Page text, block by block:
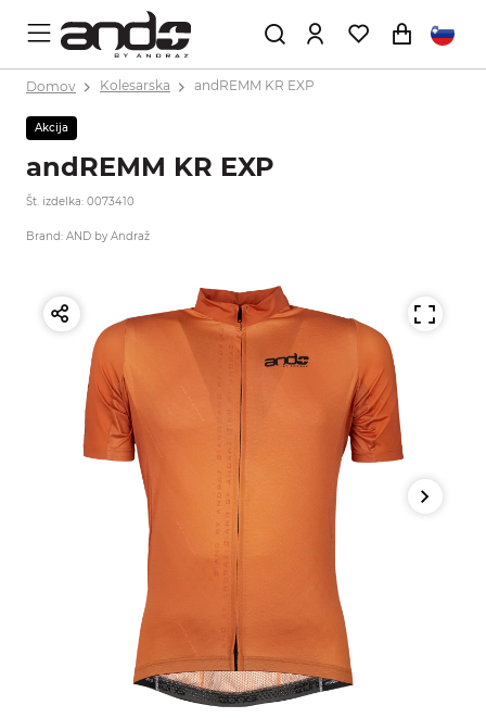
Domov Kolesarska andREMM KR EXP
Akcija
andREMM KR EXP
Št. izdelka: 0073410
Brand: AND by Andraž